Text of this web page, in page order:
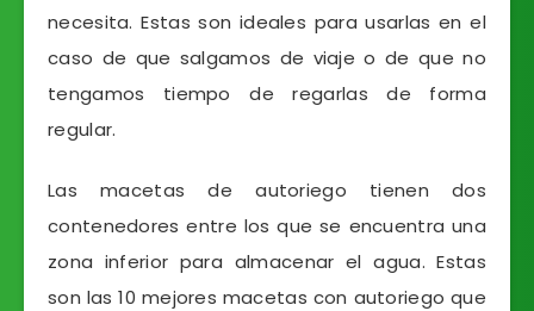
necesita. Estas son ideales para usarlas en el
caso de que salgamos de viaje o de que no
tengamos tiempo de regarlas de forma
regular.
Las macetas de autoriego tienen dos
contenedores entre los que se encuentra una
zona inferior para almacenar el agua. Estas
son las 10 mejores macetas con autoriego que